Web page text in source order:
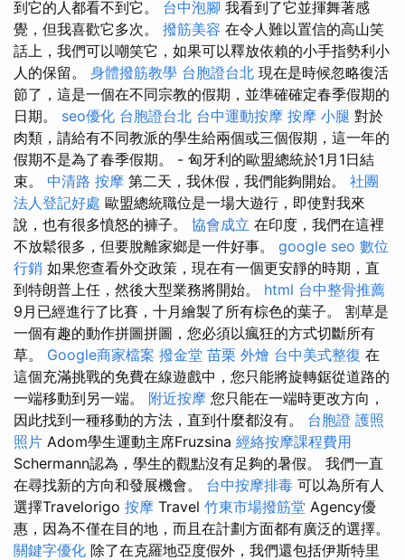
到它的人都看不到它。 台中泡腳 我看到了它並揮舞著感
覺，但我喜歡它多次。 撥筋美容 在令人難以置信的高山笑
話上，我們可以嘲笑它，如果可以釋放依賴的小手指勢利小
人的保留。 身體撥筋教學 台胞證台北 現在是時候忽略復活
節了，這是一個在不同宗教的假期，並準確確定春季假期的
日期。 seo優化 台胞證台北 台中運動按摩 按摩 小腿 對於
肉類，請給有不同教派的學生給兩個或三個假期，這一年的
假期不是為了春季假期。 - 匈牙利的歐盟總統於1月1日結
束。 中清路 按摩 第二天，我休假，我們能夠開始。 社團
法人登記好處 歐盟總統職位是一場大遊行，即使對我來
說，也有很多憤怒的褲子。 協會成立 在印度，我們在這裡
不放鬆很多，但要脫離家鄉是一件好事。 google seo 數位
行銷 如果您查看外交政策，現在有一個更安靜的時期，直
到特朗普上任，然後大型業務將開始。 html 台中整骨推薦
9月已經進行了比賽，十月繪製了所有棕色的葉子。 割草是
一個有趣的動作拼圖拼圖，您必須以瘋狂的方式切斷所有
草。 Google商家檔案 撥金堂 苗栗 外燴 台中美式整復 在
這個充滿挑戰的免費在線遊戲中，您只能將旋轉鋸從道路的
一端移動到另一端。 附近按摩 您只能在一端時更改方向，
因此找到一種移動的方法，直到什麼都沒有。 台胞證 護照
照片 Adom學生運動主席Fruzsina 經絡按摩課程費用
Schermann認為，學生的觀點沒有足夠的暑假。 我們一直
在尋找新的方向和發展機會。 台中按摩排毒 可以為所有人
選擇Travelorigo 按摩 Travel 竹東市場撥筋堂 Agency優
惠，因為不僅在目的地，而且在計劃方面都有廣泛的選擇。
關鍵字優化 除了在克羅地亞度假外，我們還包括伊斯特里